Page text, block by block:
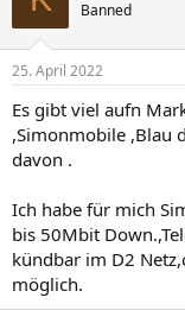
Banned
25. April 2022
Es gibt viel aufn
,Simonmobile ,Blau
davon .
Ich habe für mich
bis 50Mbit
kündbar im D2
möglich.